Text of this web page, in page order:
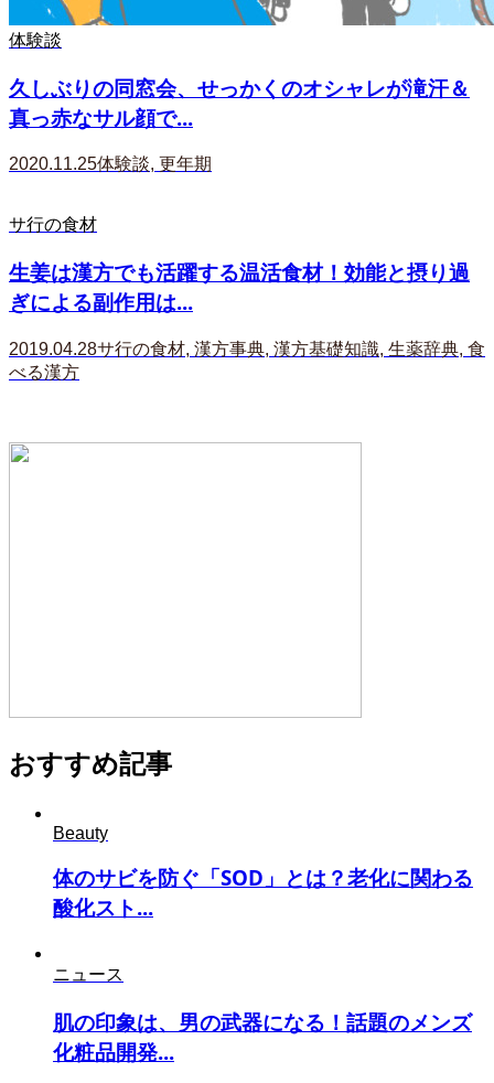
体験談
久しぶりの同窓会、せっかくのオシャレが滝汗＆
真っ赤なサル顔で...
2020.11.25体験談, 更年期
サ行の食材
生姜は漢方でも活躍する温活食材！効能と摂り過
ぎによる副作用は...
2019.04.28サ行の食材, 漢方事典, 漢方基礎知識, 生薬辞典, 食
べる漢方
おすすめ記事
Beauty
体のサビを防ぐ「SOD」とは？老化に関わる
酸化スト...
ニュース
肌の印象は、男の武器になる！話題のメンズ
化粧品開発...